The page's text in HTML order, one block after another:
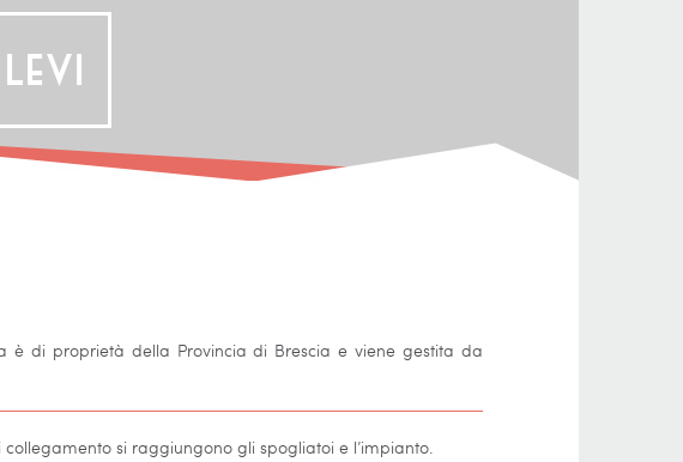
è di proprietà della Provincia di Brescia e viene gestita da
si raggiungono gli spogliatoi e l’impianto.